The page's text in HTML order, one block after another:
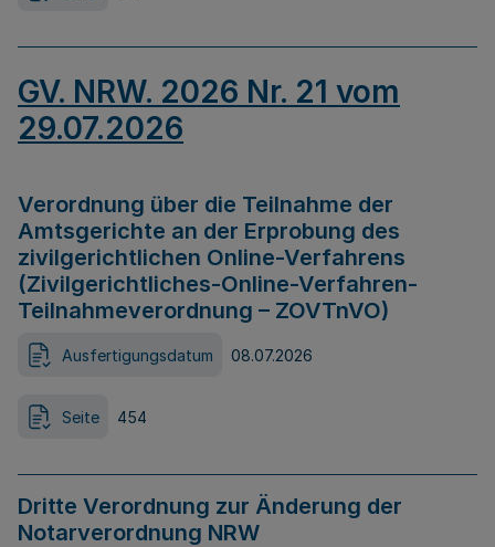
GV. NRW. 2026 Nr. 21 vom
29.07.2026
Verordnung über die Teilnahme der
Amtsgerichte an der Erprobung des
zivilgerichtlichen Online-Verfahrens
(Zivilgerichtliches-Online-Verfahren-
Teilnahmeverordnung – ZOVTnVO)
Ausfertigungsdatum 08.07.2026
Seite 454
Dritte Verordnung zur Änderung der
Notarverordnung NRW